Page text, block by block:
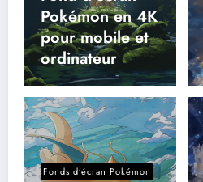
Pokémon en 4K
pour mobile et
ordinateur
Fonds d’écran Pokémon